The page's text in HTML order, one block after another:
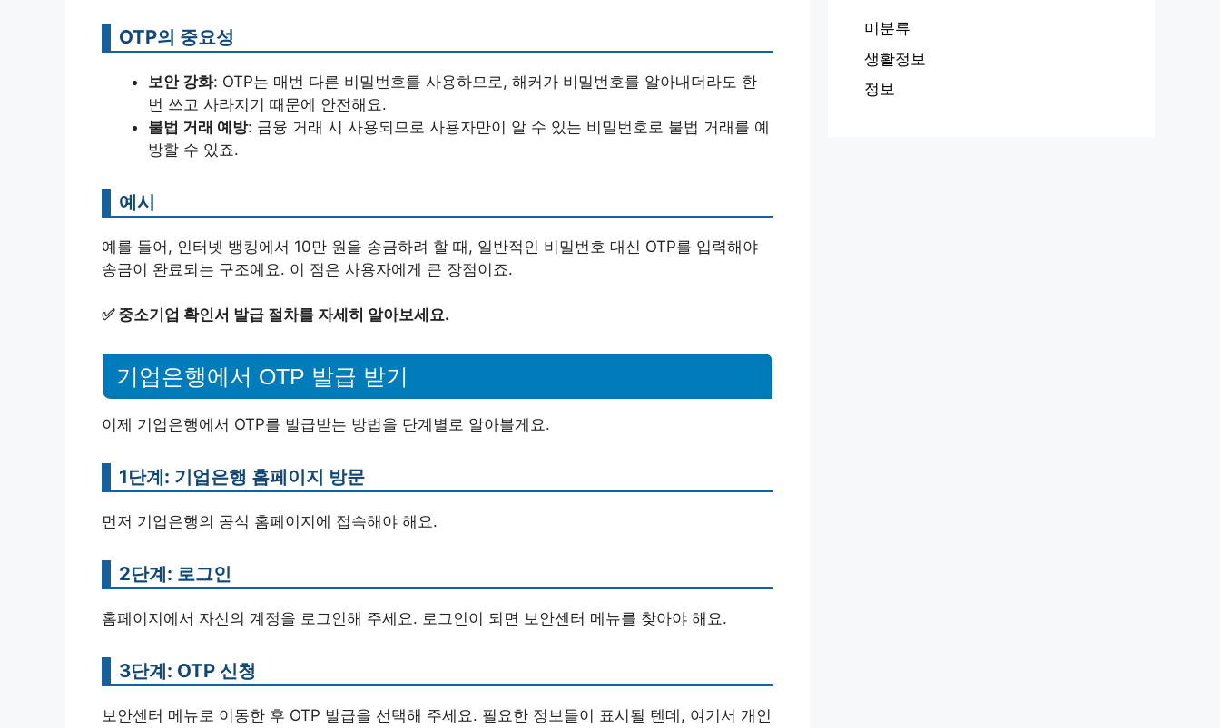
OTP의 중요성
보안 강화: OTP는 매번 다른 비밀번호를 사용하므로, 해커가 비밀번호를 알아내더라도 한
번 쓰고 사라지기 때문에 안전해요.
불법 거래 예방: 금융 거래 시 사용되므로 사용자만이 알 수 있는 비밀번호로 불법 거래를 예
방할 수 있죠.
예시
예를 들어, 인터넷 뱅킹에서 10만 원을 송금하려 할 때, 일반적인 비밀번호 대신 OTP를 입력해야
송금이 완료되는 구조예요. 이 점은 사용자에게 큰 장점이죠.
✅ 중소기업 확인서 발급 절차를 자세히 알아보세요.
기업은행에서 OTP 발급 받기
이제 기업은행에서 OTP를 발급받는 방법을 단계별로 알아볼게요.
1단계: 기업은행 홈페이지 방문
먼저 기업은행의 공식 홈페이지에 접속해야 해요.
2단계: 로그인
홈페이지에서 자신의 계정을 로그인해 주세요. 로그인이 되면 보안센터 메뉴를 찾아야 해요.
3단계: OTP 신청
보안센터 메뉴로 이동한 후 OTP 발급을 선택해 주세요. 필요한 정보들이 표시될 텐데, 여기서 개인
미분류
생활정보
정보